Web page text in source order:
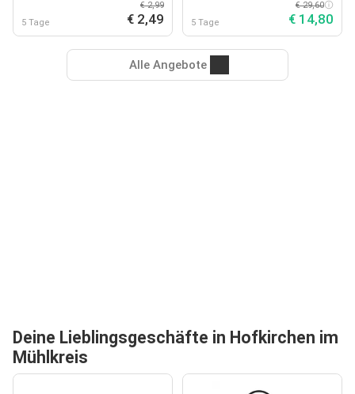
5 Tage
€ 2,99
€ 2,49 5 Tage
€ 29,60
€ 14,80
Alle Angebote
Deine Lieblingsgeschäfte in Hofkirchen im
Mühlkreis